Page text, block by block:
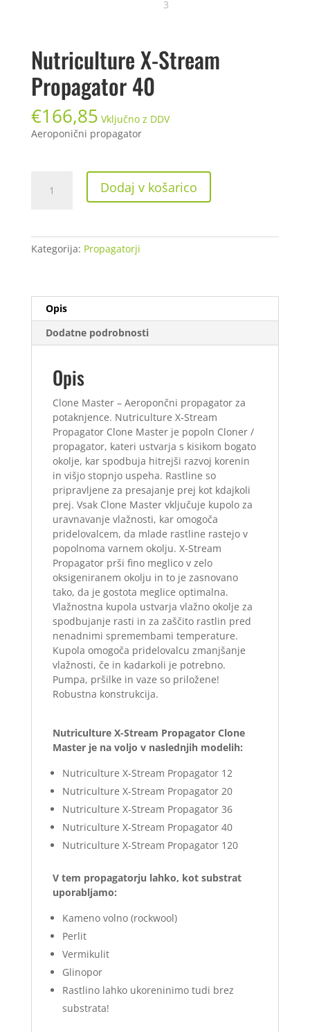
Nutriculture X-Stream
Propagator 40
€166,85 Vključno z DDV
Aeroponični propagator
40
količina
Dodaj v košarico
Kategorija: Propagatorji
Opis
Dodatne podrobnosti
Opis
Clone Master – Aeropončni propagator za
potaknjence. Nutriculture X-Stream
Propagator Clone Master je popoln Cloner /
propagator, kateri ustvarja s kisikom bogato
okolje, kar spodbuja hitrejši razvoj korenin
in višjo stopnjo uspeha. Rastline so
pripravljene za presajanje prej kot kdajkoli
prej. Vsak Clone Master vključuje kupolo za
uravnavanje vlažnosti, kar omogoča
pridelovalcem, da mlade rastline rastejo v
popolnoma varnem okolju. X-Stream
Propagator prši fino meglico v zelo
oksigeniranem okolju in to je zasnovano
tako, da je gostota meglice optimalna.
Vlažnostna kupola ustvarja vlažno okolje za
spodbujanje rasti in za zaščito rastlin pred
nenadnimi spremembami temperature.
Kupola omogoča pridelovalcu zmanjšanje
vlažnosti, če in kadarkoli je potrebno.
Pumpa, pršilke in vaze so priložene!
Robustna konstrukcija.
Nutriculture X-Stream Propagator Clone
Master je na voljo v naslednjih modelih:
Nutriculture X-Stream Propagator 12
Nutriculture X-Stream Propagator 20
Nutriculture X-Stream Propagator 36
Nutriculture X-Stream Propagator 40
Nutriculture X-Stream Propagator 120
V tem propagatorju lahko, kot substrat
uporabljamo:
Kameno volno (rockwool)
Perlit
Vermikulit
Glinopor
Rastlino lahko ukoreninimo tudi brez
substrata!